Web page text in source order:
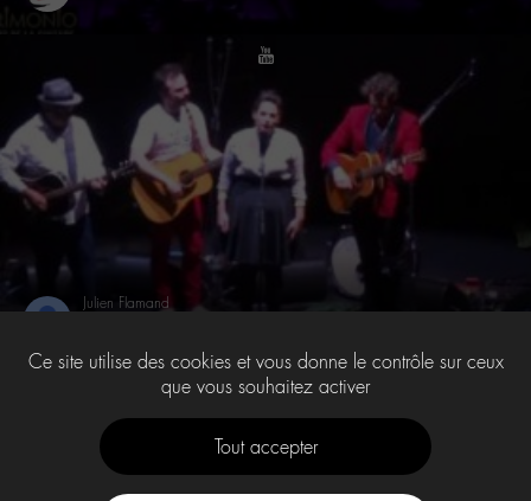
Julien Flamand
youtube
1 … 42 43 44
Ce site utilise des cookies et vous donne le contrôle sur ceux
que vous souhaitez activer
Tout accepter